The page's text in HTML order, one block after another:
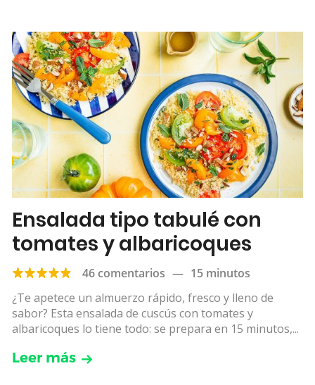
Ensalada tipo tabulé con
tomates y albaricoques
46 comentarios — 15 minutos
¿Te apetece un almuerzo rápido, fresco y lleno de
sabor? Esta ensalada de cuscús con tomates y
albaricoques lo tiene todo: se prepara en 15 minutos,...
Leer más